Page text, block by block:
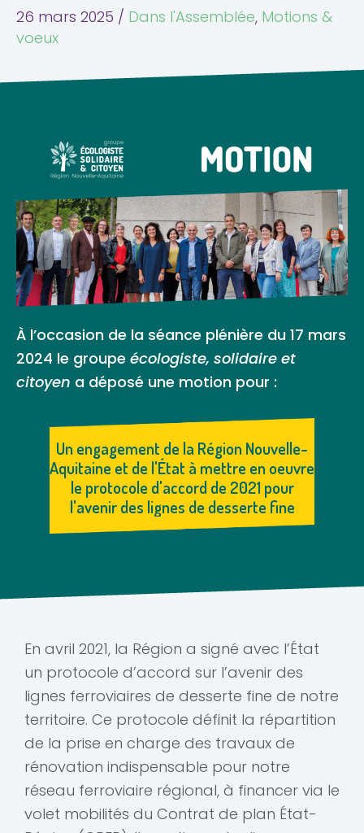
26 mars 2025 / Dans l'Assemblée, Motions &
voeux
À l’occasion de la séance plénière du 17 mars
2024 le groupe écologiste, solidaire et
citoyen a déposé une motion pour :
Un engagement de la Région Nouvelle-
Aquitaine et de l'État à mettre en oeuvre
le protocole d'accord de 2021 pour
l'avenir des lignes de desserte fine
En avril 2021, la Région a signé avec l’État
un protocole d’accord sur l’avenir des
lignes ferroviaires de desserte fine de notre
territoire. Ce protocole définit la répartition
de la prise en charge des travaux de
rénovation indispensable pour notre
réseau ferroviaire régional, à financer via le
volet mobilités du Contrat de plan État-